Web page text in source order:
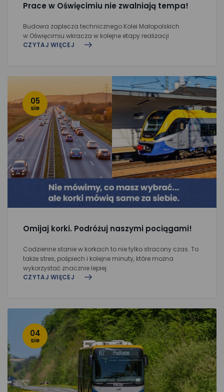
Prace w Oświęcimiu nie zwalniają tempa!
Budowa zaplecza technicznego Kolei Małopolskich
w Oświęcimiu wkracza w kolejne etapy realizacji
CZYTAJ WIĘCEJ
05
sie
Omijaj korki. Podróżuj naszymi pociągami!
Codzienne stanie w korkach to nie tylko stracony czas. To
także stres, pośpiech i kolejne minuty, które można
wykorzystać znacznie lepiej.
CZYTAJ WIĘCEJ
04
sie